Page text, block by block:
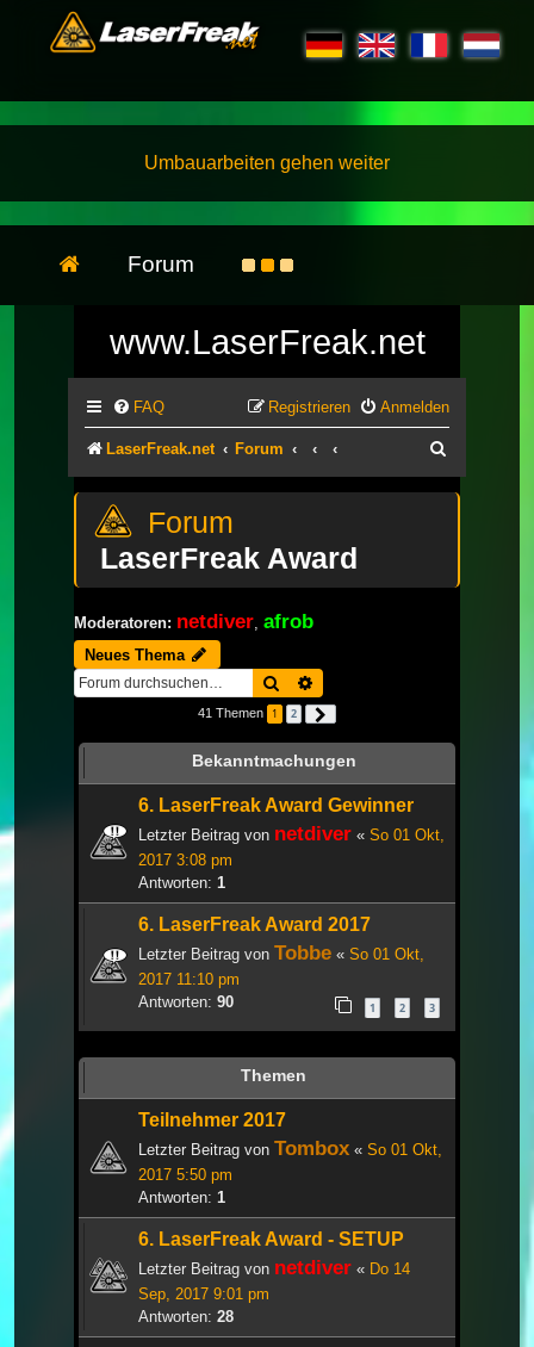
Umbauarbeiten gehen weiter
Forum
www.LaserFreak.net
FAQ Anmelden
Registrieren
LaserFreak.net Forum
LaserFreak Award
Moderatoren: netdiver afrob
Neues Thema
Suche
41 Themen 1 2
Bekanntmachungen
6. LaserFreak Award Gewinner
Letzter Beitrag von netdiver « So 01 Okt,
2017 3:08 pm
Antworten: 1
6. LaserFreak Award 2017
Letzter Beitrag von Tobbe « So 01 Okt,
2017 11:10 pm
Antworten: 90 1 2 3
Themen
Teilnehmer 2017
Letzter Beitrag von Tombox « So 01 Okt,
2017 5:50 pm
Antworten: 1
6. LaserFreak Award - SETUP
Letzter Beitrag von netdiver « Do 14
Sep, 2017 9:01 pm
Antworten: 28